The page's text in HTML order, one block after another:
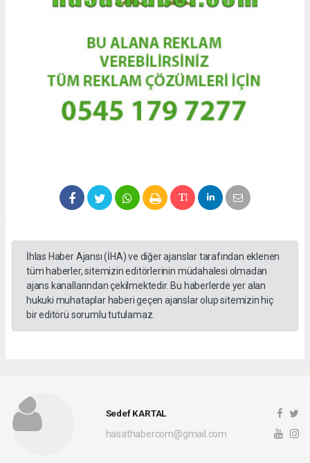
İhlas Haber Ajansı (İHA) ve diğer ajanslar tarafından eklenen
tüm haberler, sitemizin editörlerinin müdahalesi olmadan
ajans kanallarından çekilmektedir. Bu haberlerde yer alan
hukuki muhataplar haberi geçen ajanslar olup sitemizin hiç
bir editörü sorumlu tutulamaz.
Sedef KARTAL
hasathabercom@gmail.com